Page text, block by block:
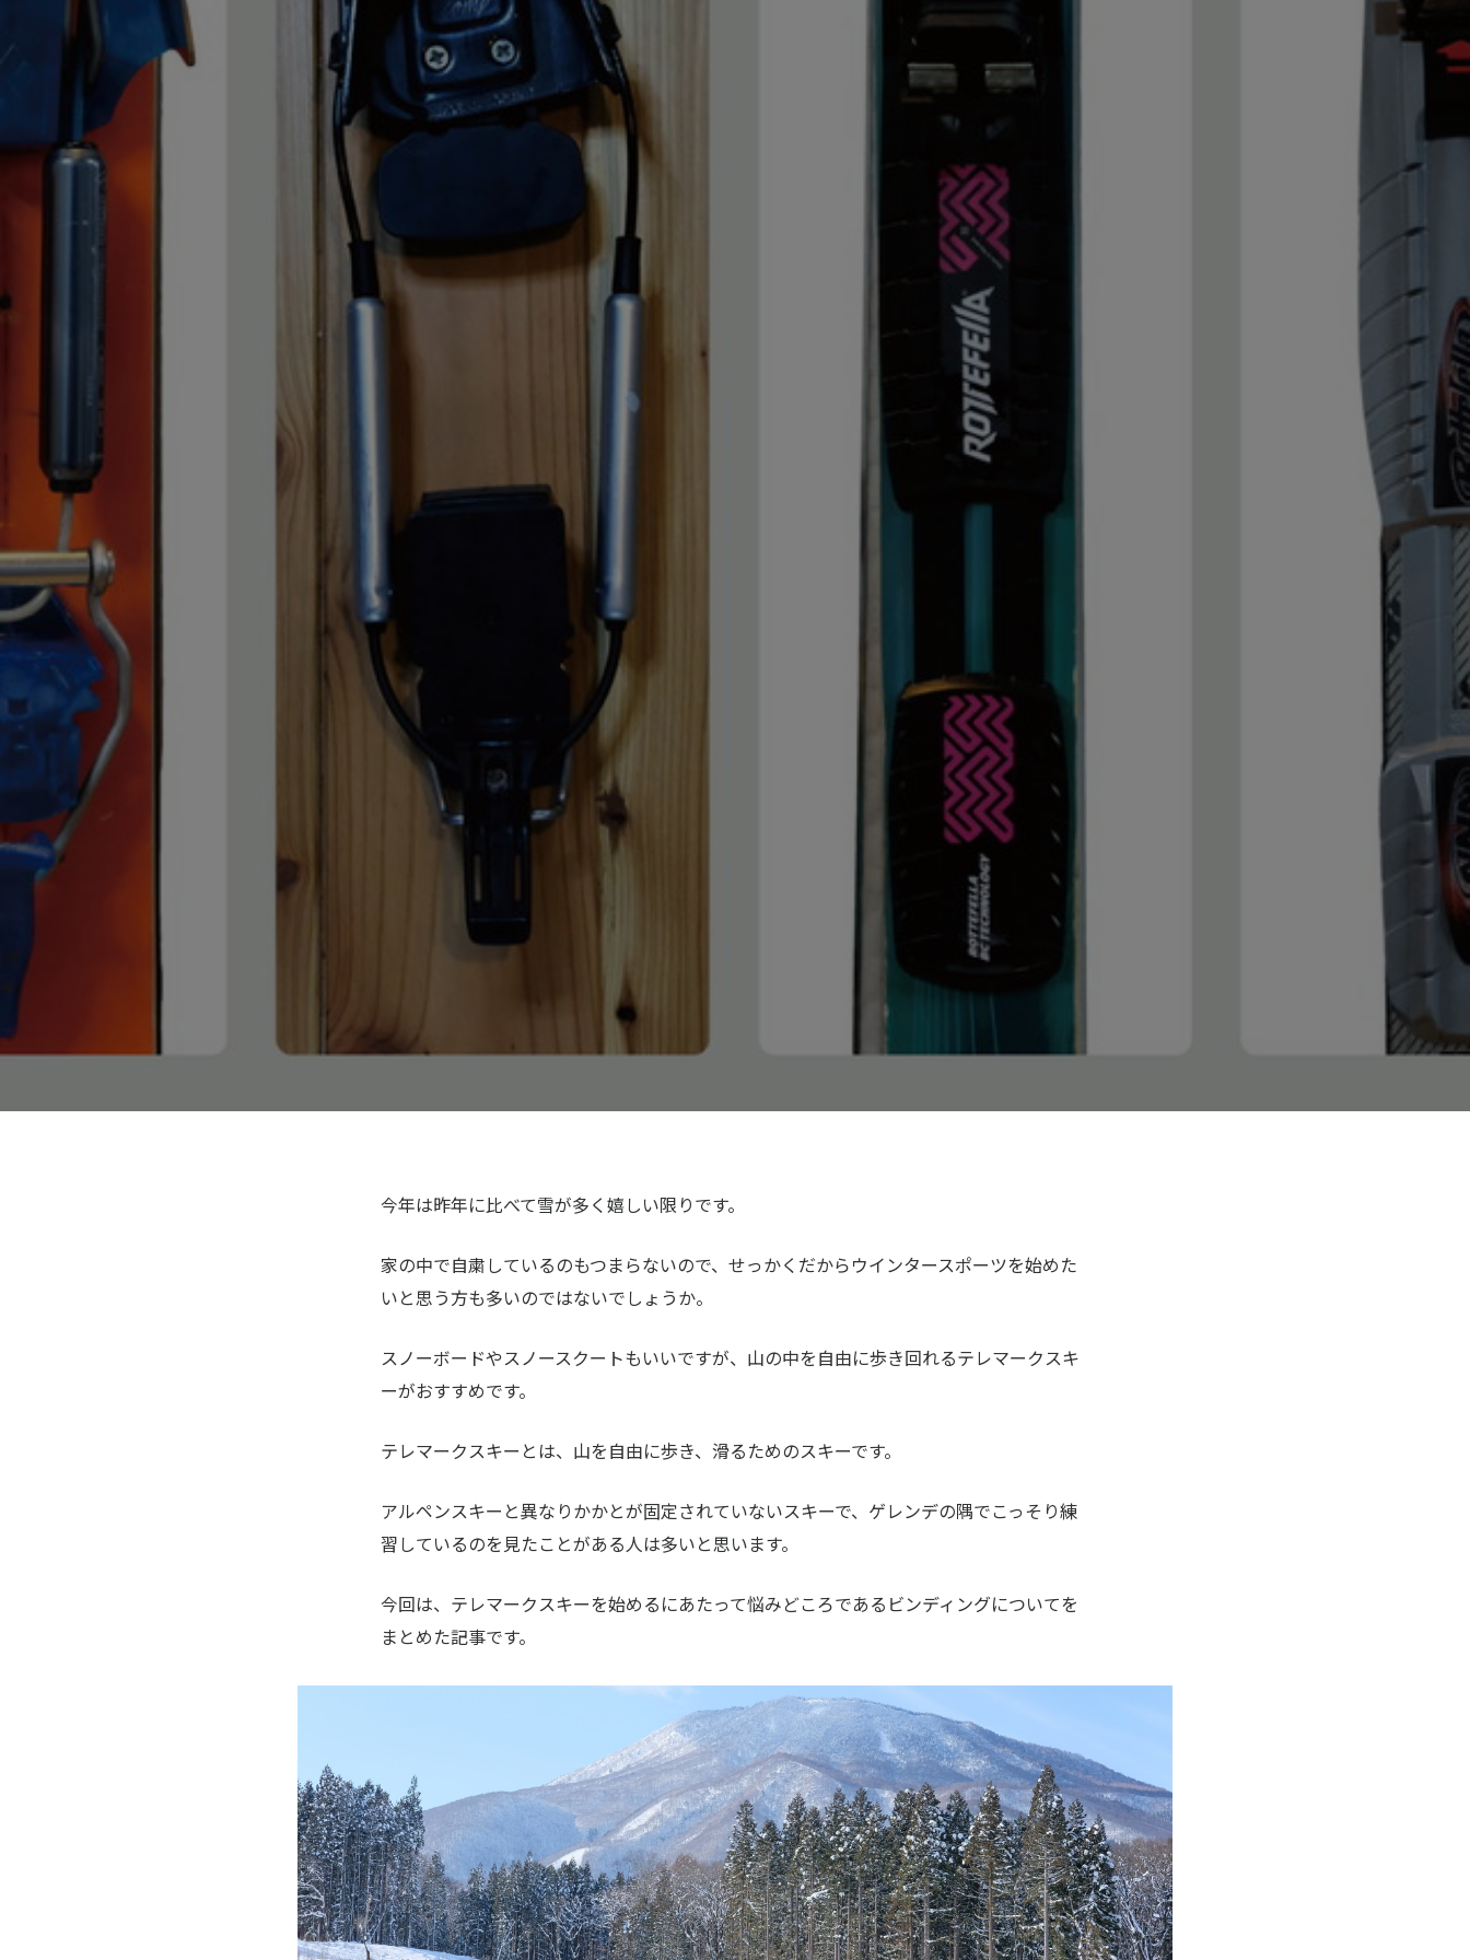
今年は昨年に比べて雪が多く嬉しい限りです。
家の中で自粛しているのもつまらないので、せっかくだからウインタースポーツを始めた
いと思う方も多いのではないでしょうか。
スノーボードやスノースクートもいいですが、山の中を自由に歩き回れるテレマークスキ
ーがおすすめです。
テレマークスキーとは、山を自由に歩き、滑るためのスキーです。
アルペンスキーと異なりかかとが固定されていないスキーで、ゲレンデの隅でこっそり練
習しているのを見たことがある人は多いと思います。
今回は、テレマークスキーを始めるにあたって悩みどころであるビンディングについてを
まとめた記事です。